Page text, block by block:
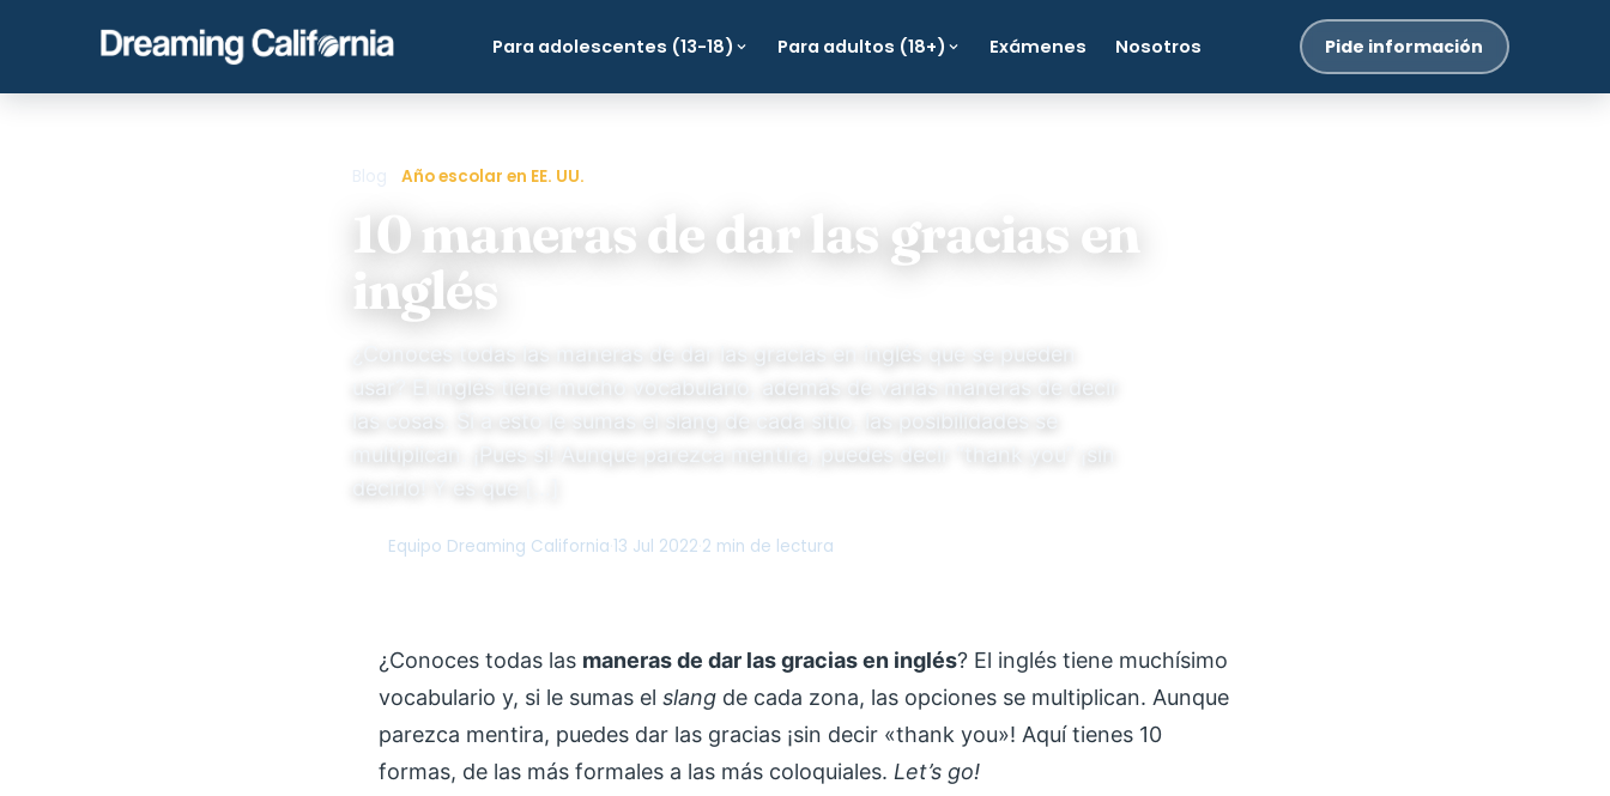
Para adolescentes (13-18) Para adultos (18+) Exámenes Nosotros Pide información
Blog Año escolar en EE. UU.
10 maneras de dar las gracias en
inglés
¿Conoces todas las maneras de dar las gracias en inglés que se pueden
usar? El inglés tiene mucho vocabulario, además de varias maneras de decir
las cosas. Si a esto le sumas el slang de cada sitio, las posibilidades se
multiplican. ¡Pues sí! Aunque parezca mentira, puedes decir “thank you” ¡sin
decirlo! Y es que […]
Equipo Dreaming California 13 Jul 2022 2 min de lectura
¿Conoces todas las maneras de dar las gracias en inglés? El inglés tiene muchísimo
vocabulario y, si le sumas el slang de cada zona, las opciones se multiplican. Aunque
parezca mentira, puedes dar las gracias ¡sin decir «thank you»! Aquí tienes 10
formas, de las más formales a las más coloquiales. Let’s go!